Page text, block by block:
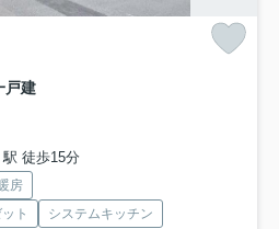
戸建
徒歩15分
房
ト
システムキッチン